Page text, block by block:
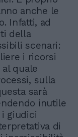
anche le
Infatti, ad
della
scenari:
i ricorsi
quale
sulla
sarà
inutile
giudici
di